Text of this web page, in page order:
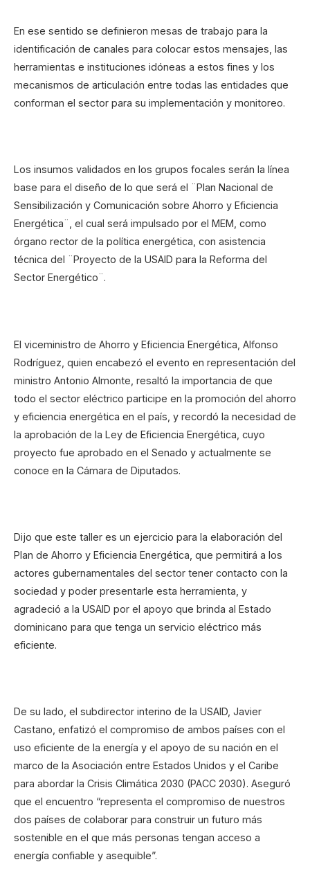
En ese sentido se definieron mesas de trabajo para la
identificación de canales para colocar estos mensajes, las
herramientas e instituciones idóneas a estos fines y los
mecanismos de articulación entre todas las entidades que
conforman el sector para su implementación y monitoreo.
Los insumos validados en los grupos focales serán la línea
base para el diseño de lo que será el ¨Plan Nacional de
Sensibilización y Comunicación sobre Ahorro y Eficiencia
Energética¨, el cual será impulsado por el MEM, como
órgano rector de la política energética, con asistencia
técnica del ¨Proyecto de la USAID para la Reforma del
Sector Energético¨.
El viceministro de Ahorro y Eficiencia Energética, Alfonso
Rodríguez, quien encabezó el evento en representación del
ministro Antonio Almonte, resaltó la importancia de que
todo el sector eléctrico participe en la promoción del ahorro
y eficiencia energética en el país, y recordó la necesidad de
la aprobación de la Ley de Eficiencia Energética, cuyo
proyecto fue aprobado en el Senado y actualmente se
conoce en la Cámara de Diputados.
Dijo que este taller es un ejercicio para la elaboración del
Plan de Ahorro y Eficiencia Energética, que permitirá a los
actores gubernamentales del sector tener contacto con la
sociedad y poder presentarle esta herramienta, y
agradeció a la USAID por el apoyo que brinda al Estado
dominicano para que tenga un servicio eléctrico más
eficiente.
De su lado, el subdirector interino de la USAID, Javier
Castano, enfatizó el compromiso de ambos países con el
uso eficiente de la energía y el apoyo de su nación en el
marco de la Asociación entre Estados Unidos y el Caribe
para abordar la Crisis Climática 2030 (PACC 2030). Aseguró
que el encuentro “representa el compromiso de nuestros
dos países de colaborar para construir un futuro más
sostenible en el que más personas tengan acceso a
energía confiable y asequible”.